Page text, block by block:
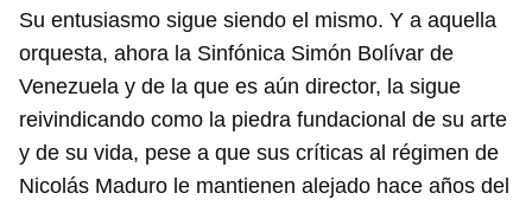
Su entusiasmo sigue siendo el mismo. Y a aquella
orquesta, ahora la Sinfónica Simón Bolívar de
Venezuela y de la que es aún director, la sigue
reivindicando como la piedra fundacional de su arte
y de su vida, pese a que sus críticas al régimen de
Nicolás Maduro le mantienen alejado hace años del